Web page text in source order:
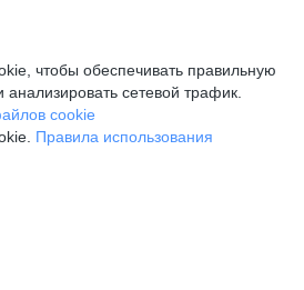
чтобы обеспечивать правильную
сетевой трафик.
cookie
Правила использования